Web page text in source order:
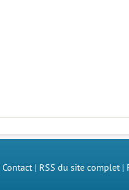
Contact | RSS du site complet |